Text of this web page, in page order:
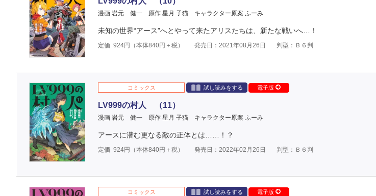
漫画 岩元 健一 原作 星月 子猫 キャラクター原案 ふーみ
未知の世界“アース”へとやって来たアリスたちは、新たな戦いへ…！
定価 924円（本体840円＋税） 発売日：2021年08月26日 判型：Ｂ６判
コミックス 試し読みをする 電子版
LV999の村人 （11）
漫画 岩元 健一 原作 星月 子猫 キャラクター原案 ふーみ
アースに潜む更なる敵の正体とは……！？
定価 924円（本体840円＋税） 発売日：2022年02月26日 判型：Ｂ６判
コミックス 試し読みをする 電子版